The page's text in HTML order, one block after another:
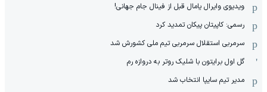
ویدیوی وایرال یامال قبل از فینال جام جهانی!
رسمی: کاپیتان پیکان تمدید کرد
سرمربی استقلال سرمربی تیم ملی کشورش شد
گل اول برایتون با شلیک روتر به دروازه رم
مدیر تیم سایپا انتخاب شد